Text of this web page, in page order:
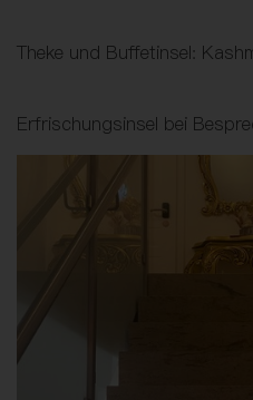
Theke und Buffetinsel:
Erfrischungsinsel bei